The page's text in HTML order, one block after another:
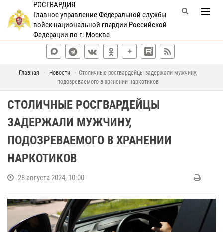
РОСГВАРДИЯ
Главное управление Федеральной службы
войск национальной гвардии Российской
Федерации по г. Москве
Главная Новости
Столичные росгвардейцы задержали мужчину,
подозреваемого в хранении наркотиков
СТОЛИЧНЫЕ РОСГВАРДЕЙЦЫ
ЗАДЕРЖАЛИ МУЖЧИНУ,
ПОДОЗРЕВАЕМОГО В ХРАНЕНИИ
НАРКОТИКОВ
28 августа 2024, 10:00